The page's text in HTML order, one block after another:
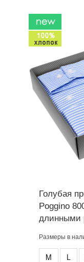
Голубая
Poggino
длинными
Размеры в
M L